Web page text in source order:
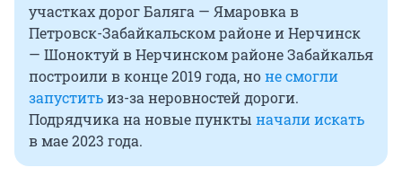
участках дорог Баляга — Ямаровка в
Петровск-Забайкальском районе и Нерчинск
— Шоноктуй в Нерчинском районе Забайкалья
построили в конце 2019 года, ноне смогли
запуститьиз-за неровностей дороги.
Подрядчика на новые пункты начали искать
в мае 2023 года.